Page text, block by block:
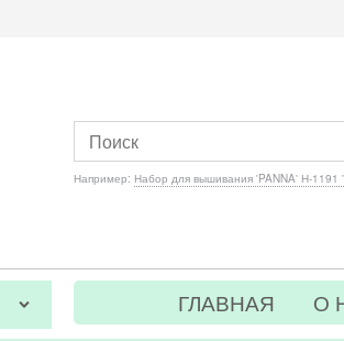
Например: Набор для вышивания 'PANNA' Н-1191
ГЛАВНАЯ О